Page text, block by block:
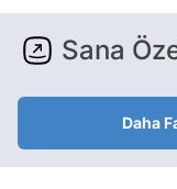
Sana
Daha